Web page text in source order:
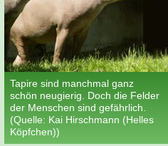
Tapire sind manchmal ganz
schön neugierig. Doch die Felder
der Menschen sind gefährlich.
(Quelle: Kai Hirschmann (Helles
Köpfchen))